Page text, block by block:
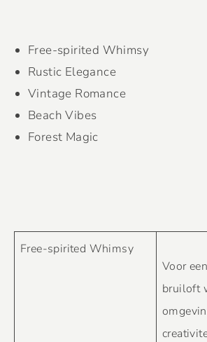
Free-spirited Whimsy
Rustic Elegance
Vintage Romance
Beach Vibes
Forest Magic
Free-spirited Whimsy
Voor
bruiloft